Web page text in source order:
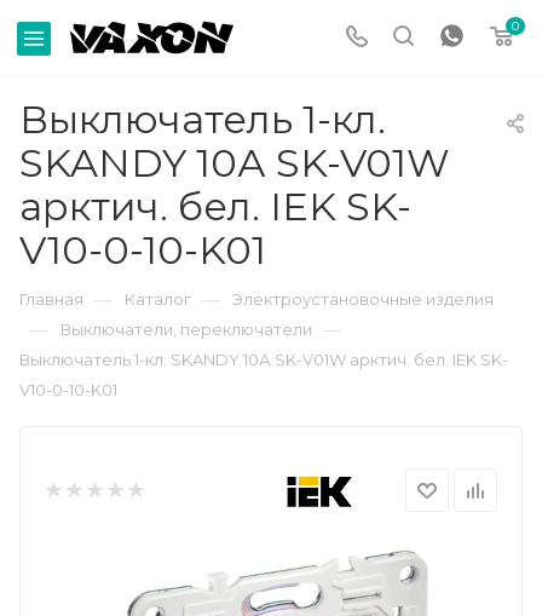
0
Выключатель 1-кл.
SKANDY 10А SK-V01W
арктич. бел. IEK SK-
V10-0-10-K01
Главная — Каталог — Электроустановочные изделия
— Выключатели, переключатели —
Выключатель 1-кл. SKANDY 10А SK-V01W арктич. бел. IEK SK-
V10-0-10-K01